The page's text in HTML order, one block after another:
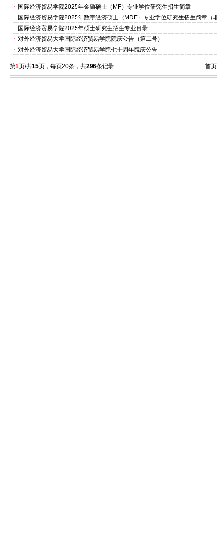
·
国际经济贸易学院2025年金融硕士（MF）专业学位研究生招生简章
·
国际经济贸易学院2025年数字经济硕士（MDE）专业学位研究生招生简章（
·
国际经济贸易学院2025年硕士研究生招生专业目录
· 对外经济贸易大学国际经济贸易学院院庆公告（第二号）
· 对外经济贸易大学国际经济贸易学院七十周年院庆公告
第1页/共15页，每页20条，共296条记录 首页